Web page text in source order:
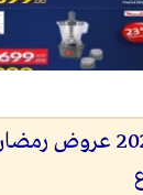
عروض كارفور مصر اليوم 4